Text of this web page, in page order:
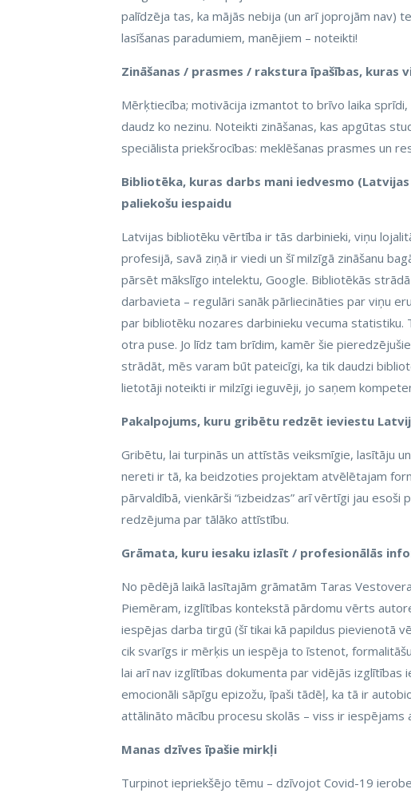
palīdzēja tas, ka mājās nebija (un arī joprojām nav)
lasīšanas paradumiem, manējiem – noteikti!
Zināšanas / prasmes / rakstura īpašības,
Mērķtiecība; motivācija izmantot to brīvo laika
daudz ko nezinu. Noteikti zināšanas, kas apgūtas
speciālista priekšrocības: meklēšanas prasmes un
Bibliotēka, kuras darbs mani iedvesmo
paliekošu iespaidu
Latvijas bibliotēku vērtība ir tās darbinieki, viņu
profesijā, savā ziņā ir viedi un šī milzīgā zināšanu
pārsēt mākslīgo intelektu, Google. Bibliotēkās
darbavieta – regulāri sanāk pārliecināties par viņu
par bibliotēku nozares darbinieku vecuma
otra puse. Jo līdz tam brīdim, kamēr šie
strādāt, mēs varam būt pateicīgi, ka tik daudzi
lietotāji noteikti ir milzīgi ieguvēji, jo saņem
Pakalpojums, kuru gribētu redzēt ieviestu
Gribētu, lai turpinās un attīstās veiksmīgie, lasītāju
nereti ir tā, ka beidzoties projektam atvēlētajam
pārvaldībā, vienkārši “izbeidzas” arī vērtīgi jau
redzējuma par tālāko attīstību.
Grāmata, kuru iesaku izlasīt / profesionālās
No pēdējā laikā lasītajām grāmatām Taras
Piemēram, izglītības kontekstā pārdomu vērts
iespējas darba tirgū (šī tikai kā papildus pievienotā
cik svarīgs ir mērķis un iespēja to īstenot,
lai arī nav izglītības dokumenta par vidējās izglītības
emocionāli sāpīgu epizožu, īpaši tādēļ, ka tā ir
attālināto mācību procesu skolās – viss ir
Manas dzīves īpašie mirkļi
Turpinot iepriekšējo tēmu – dzīvojot Covid-19